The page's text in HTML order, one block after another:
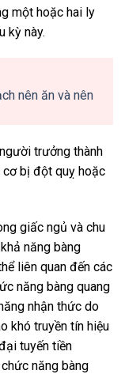
một hoặc hai ly
kỳ này.
nên ăn và nên
trưởng thành
cơ bị đột quỵ hoặc
giấc ngủ và chu
năng bàng
liên quan đến các
năng bàng quang
nhận thức do
khó truyền tín hiệu
tuyến tiền
năng bàng